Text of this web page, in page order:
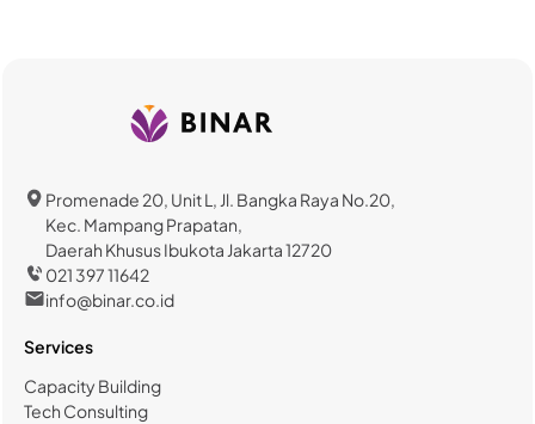
Promenade 20, Unit L, Jl. Bangka Raya No.20,
Kec. Mampang Prapatan,
Daerah Khusus Ibukota Jakarta 12720
021 397 11642
info@binar.co.id
Services
Capacity Building
Tech Consulting